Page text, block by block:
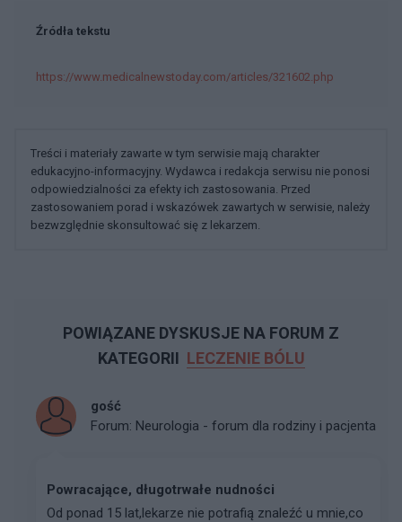
Źródła tekstu
https://www.medicalnewstoday.com/articles/321602.php
Treści i materiały zawarte w tym serwisie mają charakter
edukacyjno-informacyjny. Wydawca i redakcja serwisu nie ponosi
odpowiedzialności za efekty ich zastosowania. Przed
zastosowaniem porad i wskazówek zawartych w serwisie, należy
bezwzględnie skonsultować się z lekarzem.
POWIĄZANE DYSKUSJE NA FORUM Z
KATEGORII LECZENIE BÓLU
gość
Forum: Neurologia - forum dla rodziny i pacjenta
Powracające, długotrwałe nudności
Od ponad 15 lat,lekarze nie potrafią znaleźć u mnie,co